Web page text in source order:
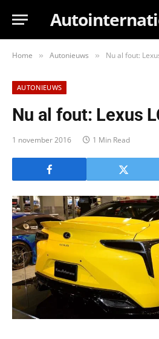
Home » Autonieuws » Nu al fout:
AUTONIEUWS
Nu al fout: Lexus
1 november 2016 1 Min Read